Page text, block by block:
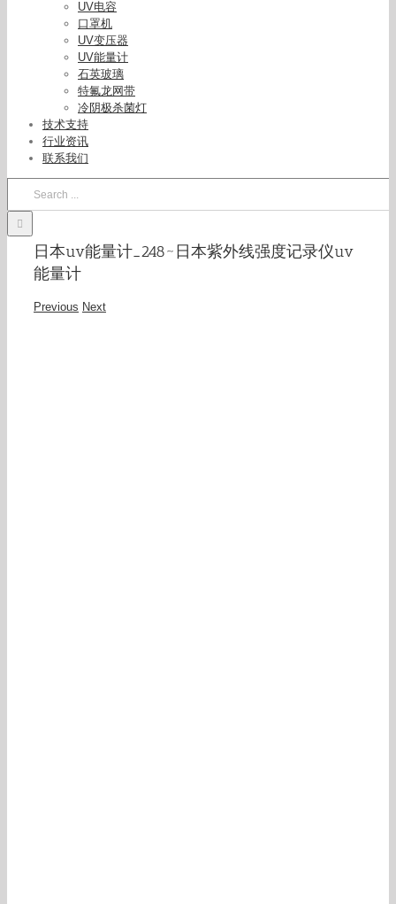
UV电容
口罩机
UV变压器
UV能量计
石英玻璃
特氟龙网带
冷阴极杀菌灯
技术支持
行业资讯
联系我们
日本uv能量计_248~日本紫外线强度记录仪uv
能量计
Previous Next